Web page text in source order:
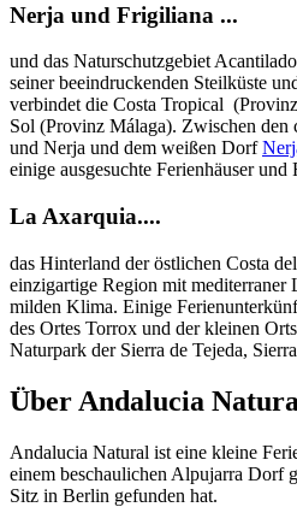
Nerja und Frigiliana ...
und das Naturschutzgebiet
seiner beeindruckenden Steilküste
verbindet die Costa Tropical
Sol (Provinz Málaga). Zwischen den
und Nerja und dem weißen Dorf
einige ausgesuchte Ferienhäuser und
La Axarquia....
das Hinterland der östlichen Costa
einzigartige Region mit mediterraner
milden Klima. Einige
des Ortes Torrox und der kleinen
Naturpark der Sierra de Tejeda,
Über Andalucia
Andalucia Natural ist eine kleine
einem beschaulichen Alpujarra Dorf
Sitz in Berlin gefunden hat.